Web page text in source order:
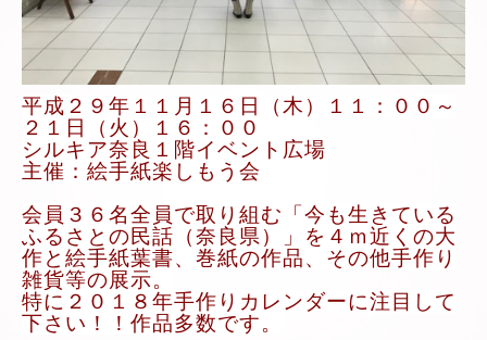
平成２９年１１月１６日（木）１１：００～
２１日（火）１６：００
シルキア奈良１階イベント広場
主催：絵手紙楽しもう会
会員３６名全員で取り組む「今も生きている
ふるさとの民話（奈良県）」を４ｍ近くの大
作と絵手紙葉書、巻紙の作品、その他手作り
雑貨等の展示。
特に２０１８年手作りカレンダーに注目して
下さい！！作品多数です。